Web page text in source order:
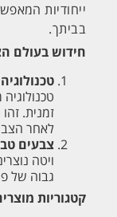
ייחודיות
בביתך.
חידוש בעולם
זמנית.
לאחר
צבעים
ויטה
גבוה של
קטגוריות